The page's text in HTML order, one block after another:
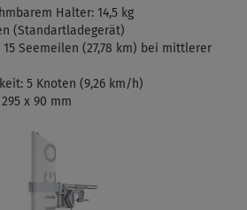
Halter: 14,5 kg
(Standartladegerät)
15 Seemeilen (27,78 km) bei mittlerer
5 Knoten (9,26 km/h)
x 90 mm